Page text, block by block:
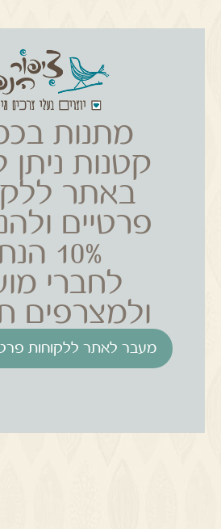
מתנות
קטנות ניתן
באתר
פרטיים
10% הנחה
לחברי
ולמצרפים
מעבר לאתר ללקוחות